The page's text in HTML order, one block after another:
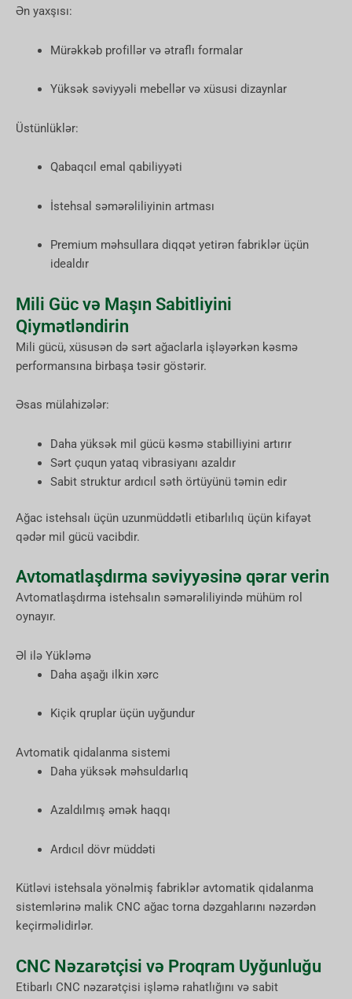
Ən yaxşısı:
Mürəkkəb profillər və ətraflı formalar
Yüksək səviyyəli mebellər və xüsusi dizaynlar
Üstünlüklər:
Qabaqcıl emal qabiliyyəti
İstehsal səmərəliliyinin artması
Premium məhsullara diqqət yetirən fabriklər üçün
idealdır
Mili Güc və Maşın Sabitliyini
Qiymətləndirin
Mili gücü, xüsusən də sərt ağaclarla işləyərkən kəsmə
performansına birbaşa təsir göstərir.
Əsas mülahizələr:
Daha yüksək mil gücü kəsmə stabilliyini artırır
Sərt çuqun yataq vibrasiyanı azaldır
Sabit struktur ardıcıl səth örtüyünü təmin edir
Ağac istehsalı üçün uzunmüddətli etibarlılıq üçün kifayət
qədər mil gücü vacibdir.
Avtomatlaşdırma səviyyəsinə qərar verin
Avtomatlaşdırma istehsalın səmərəliliyində mühüm rol
oynayır.
Əl ilə Yükləmə
Daha aşağı ilkin xərc
Kiçik qruplar üçün uyğundur
Avtomatik qidalanma sistemi
Daha yüksək məhsuldarlıq
Azaldılmış əmək haqqı
Ardıcıl dövr müddəti
Kütləvi istehsala yönəlmiş fabriklər avtomatik qidalanma
sistemlərinə malik CNC ağac torna dəzgahlarını nəzərdən
keçirməlidirlər.
CNC Nəzarətçisi və Proqram Uyğunluğu
Etibarlı CNC nəzarətçisi işləmə rahatlığını və sabit